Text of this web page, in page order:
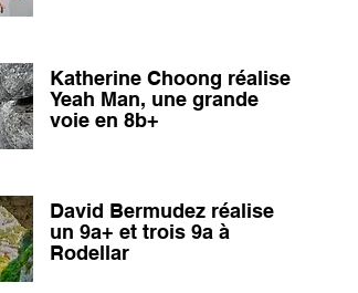
Katherine Choong réalise
Yeah Man, une grande
voie en 8b+
David Bermudez réalise
un 9a+ et trois 9a à
Rodellar